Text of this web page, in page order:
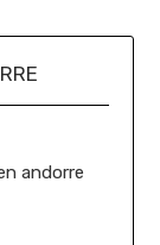
andorre